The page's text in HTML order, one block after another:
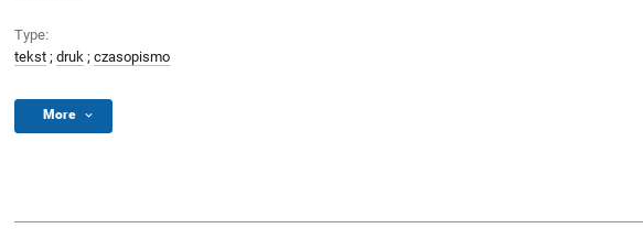
Type:
tekst ; druk ; czasopismo
More